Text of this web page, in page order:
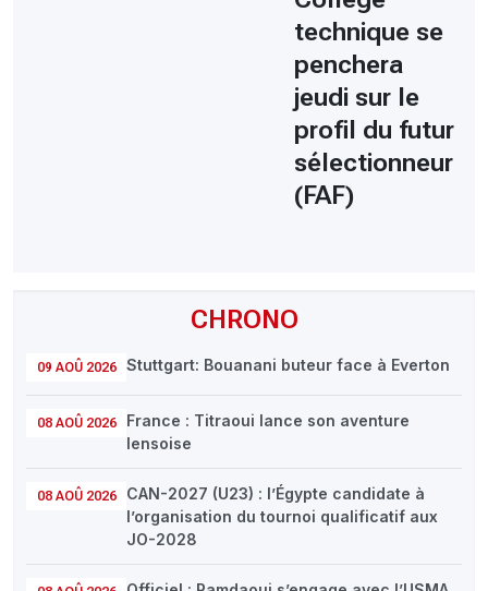
CHRONO
09 AOÛ 2026 Stuttgart: Bouanani buteur face à Everton
08 AOÛ 2026
France : Titraoui lance son aventure
lensoise
08 AOÛ 2026
CAN-2027 (U23) : l’Égypte candidate à
l’organisation du tournoi qualificatif aux
JO-2028
technique se
penchera
jeudi sur le
profil du futur
sélectionneur
(FAF)